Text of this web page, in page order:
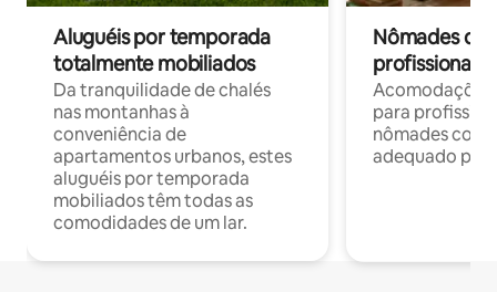
Aluguéis por temporada
totalmente mobiliados
Da tranquilidade de chalés
nas montanhas à
conveniência de
apartamentos urbanos, estes
aluguéis por temporada
mobiliados têm todas as
comodidades de um lar.
Nômades
profissionais
para
nômades com
adequado